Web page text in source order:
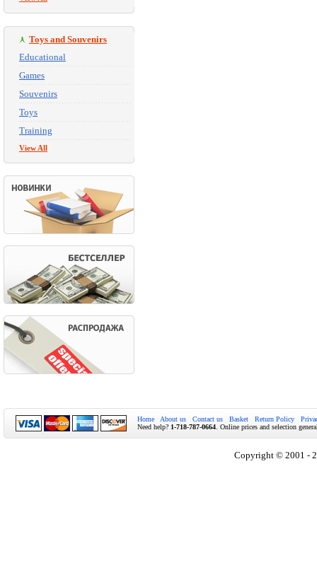
Toys and Souvenirs
Educational
Games
Souvenirs
Toys
Training
View All
Home About us Contact us Basket Return Policy
Need help? 1-718-787-0664 . Online prices and selection
Copyright © 2001 -